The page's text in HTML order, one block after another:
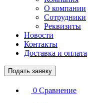
О компании
Сотрудники
Реквизиты
Новости
Контакты
Доставка и оплата
Подать заявку
0 Сравнение